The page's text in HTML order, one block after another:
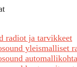
radiot ja tarvikkeet
yleismalliset